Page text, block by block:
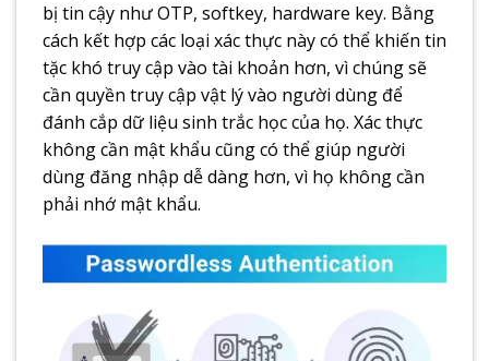
bị tin cậy như OTP, softkey, hardware key. Bằng
cách kết hợp các loại xác thực này có thể khiến tin
tặc khó truy cập vào tài khoản hơn, vì chúng sẽ
cần quyền truy cập vật lý vào người dùng để
đánh cắp dữ liệu sinh trắc học của họ. Xác thực
không cần mật khẩu cũng có thể giúp người
dùng đăng nhập dễ dàng hơn, vì họ không cần
phải nhớ mật khẩu.